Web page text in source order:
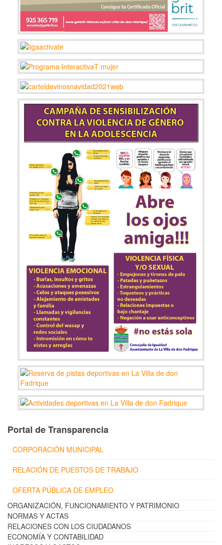
Portal de Transparencia
CORPORACIÓN MUNICIPAL
RELACIÓN DE PUESTOS DE TRABAJO
OFERTA PÚBLICA DE EMPLEO
ORGANIZACIÓN, FUNCIONAMIENTO Y PATRIMONIO
NORMAS Y ACTAS
RELACIONES CON LOS CIUDADANOS
ECONOMÍA Y CONTABILIDAD